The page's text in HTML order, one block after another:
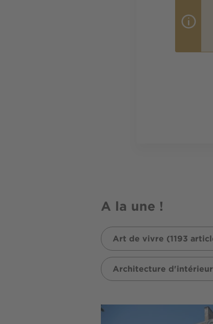
A la une !
Art de vivre (1193
Architecture
Image